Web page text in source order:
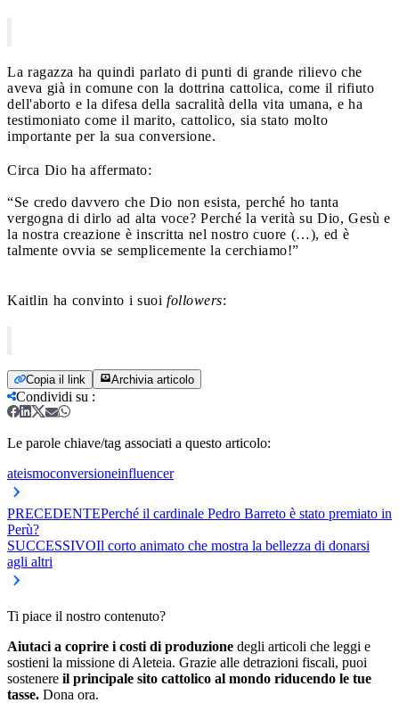
La ragazza ha quindi parlato di punti di grande rilievo che
aveva già in comune con la dottrina cattolica, come il rifiuto
dell'aborto e la difesa della sacralità della vita umana, e ha
testimoniato come il marito, cattolico, sia stato molto
importante per la sua conversione.
Circa Dio ha affermato:
“Se credo davvero che Dio non esista, perché ho tanta
vergogna di dirlo ad alta voce? Perché la verità su Dio, Gesù e
la nostra creazione è inscritta nel nostro cuore (…), ed è
talmente ovvia se semplicemente la cerchiamo!”
Kaitlin ha convinto i suoi followers:
Copia il link Archivia articolo
Condividi su :
Le parole chiave/tag associati a questo articolo:
ateismoconversioneinfluencer
PRECEDENTEPerché il cardinale Pedro Barreto è stato premiato in
Perù?
SUCCESSIVOIl corto animato che mostra la bellezza di donarsi
agli altri
Ti piace il nostro contenuto?
Aiutaci a coprire i costi di produzione degli articoli che leggi e
sostieni la missione di Aleteia. Grazie alle detrazioni fiscali, puoi
sostenere il principale sito cattolico al mondo riducendo le tue
tasse. Dona ora.